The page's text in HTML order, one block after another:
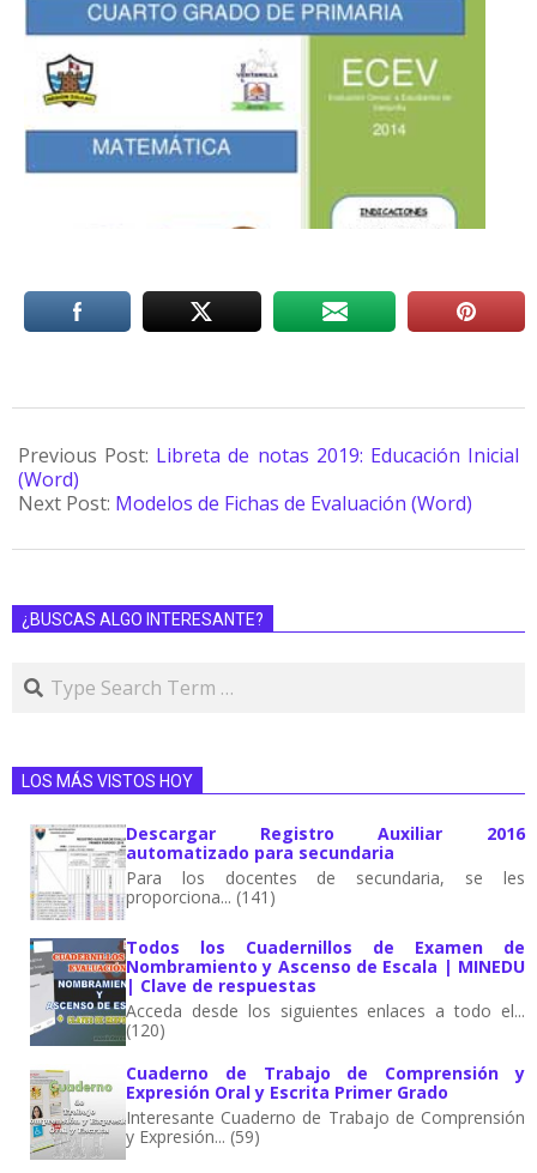
Previous Post: Libreta de notas 2019: Educación Inicial
(Word)
Next Post: Modelos de Fichas de Evaluación (Word)
¿BUSCAS ALGO INTERESANTE?
LOS MÁS VISTOS HOY
Descargar Registro Auxiliar 2016
automatizado para secundaria
Para los docentes de secundaria, se les
proporciona... (141)
Todos los Cuadernillos de Examen de
Nombramiento y Ascenso de Escala | MINEDU
| Clave de respuestas
Acceda desde los siguientes enlaces a todo el...
(120)
Cuaderno de Trabajo de Comprensión y
Expresión Oral y Escrita Primer Grado
Interesante Cuaderno de Trabajo de Comprensión
y Expresión... (59)